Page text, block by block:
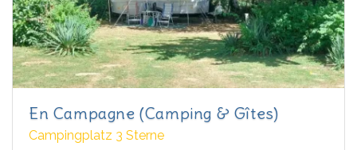
En Campagne (Camping & Gîtes)
Campingplatz 3 Sterne